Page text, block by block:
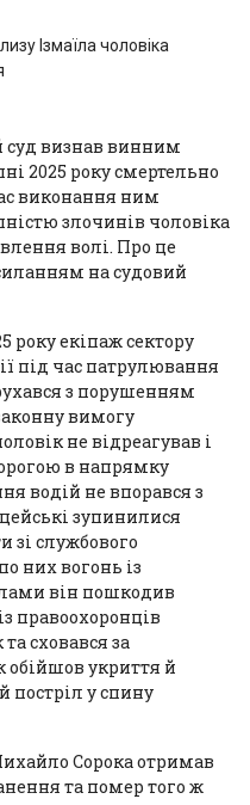
суд визнав винним
2025 року смертельно
виконання ним
злочинів чоловіка
волі. Про це
на судовий
року екіпаж сектору
під час патрулювання
з порушенням
вимогу
не відреагував і
в напрямку
водій не впорався з
зупинилися
зі службового
них вогонь із
він пошкодив
правоохоронців
сховався за
укриття й
у спину
Сорока отримав
та помер того ж